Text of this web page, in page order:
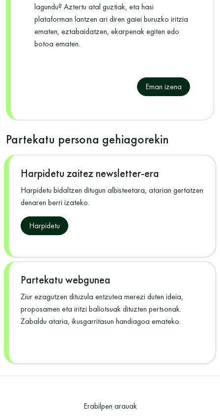
lagundu? Aztertu atal guztiak, eta hasi
plataforman lantzen ari diren gaiei buruzko iritzia
ematen, eztabaidatzen, ekarpenak egiten edo
botoa ematen.
Eman izena
Partekatu persona gehiagorekin
Harpidetu zaitez newsletter-era
Harpidetu bidaltzen ditugun albisteetara, atarian gertatzen
denaren berri izateko.
Harpidetu
Partekatu webgunea
Ziur ezagutzen dituzula entzutea merezi duten ideia,
proposamen eta iritzi baliotsuak dituzten pertsonak.
Zabaldu ataria, ikusgarritasun handiagoa emateko.
Erabilpen arauak